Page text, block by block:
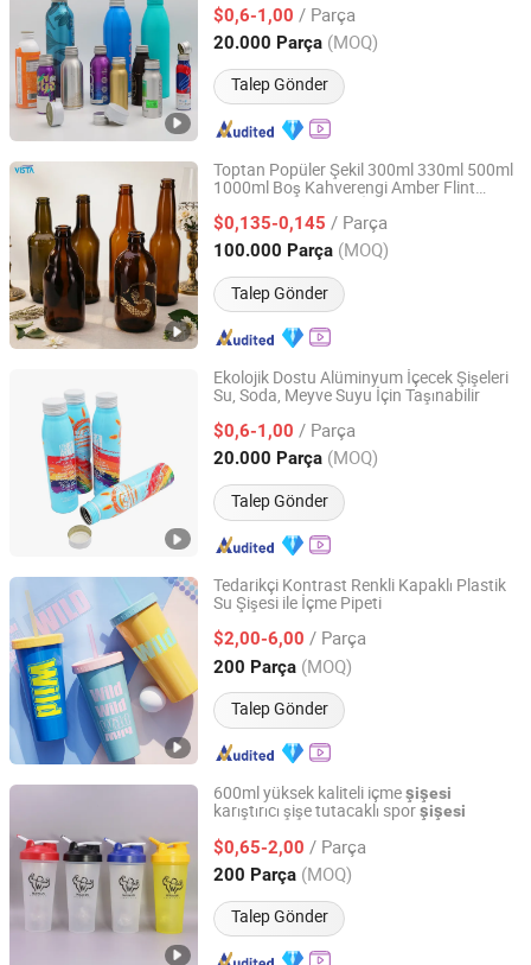
$0,6-1,00 / Parça
20.000 Parça (MOQ)
Talep Gönder
Zhejiang, China Fiyat 2022
Toptan Popüler Şekil 300ml 330ml 500ml
1000ml Boş Kahverengi Amber Flint
Kapaklı Soyulabilir Boyun
$0,135-0,145 / Parça
100.000 Parça (MOQ)
Talep Gönder
Shanghai Vista Glass Co., Ltd.
Shanghai, China Fiyat 2008
Ekolojik Dostu Alüminyum İçecek Şişeleri
Su, Soda, Meyve Suyu İçin Taşınabilir
$0,6-1,00 / Parça
20.000 Parça (MOQ)
Talep Gönder
Ningbo Pack Imp. & Exp. Co., Ltd.
Zhejiang, China Fiyat 2022
Tedarikçi Kontrast Renkli Kapaklı Plastik
Su Şişesi ile İçme Pipeti
$2,00-6,00 / Parça
200 Parça (MOQ)
Talep Gönder
Shanghai Jspeed Industry Co.Ltd
Shanghai, China Fiyat 2017
600ml yüksek kaliteli içmeşişesi
karıştırıcı şişe tutacaklı sporşişesi
$0,65-2,00 / Parça
200 Parça (MOQ)
Talep Gönder
Shenzhen Kingline Technology Development Co., Ltd.
Guangdong, China Fiyat 2013